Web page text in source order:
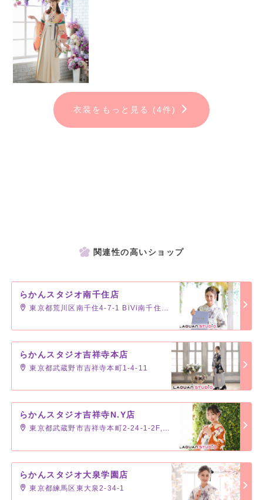
7. Wフォトグラファーによるムービー＆メイキング撮影
【撮影特典】
①LINE登録&アンケート回答で、
[7/1～8/31まで]桜エフェクト付きA4ポスタープレゼント！
②全データ付き写真集「レガーロ」16Pコース以上で、
パパ着付・ママ着付・ママヘアセット（30,000円分）が無料！
「感動ムービープラス」プレゼント！
---------------------------
---------------------------
＜営業時間について＞
ご来店前にはホームページの空き状況カレンダーか、直接店舗にお電
ご予約は各店舗へ直接お電話いただくか、らかんスタジオHPのWEB
予約フォームよりお申し込みください。
衣装をもっと見る (4件)
関連性の高いショップ
らかんスタジオ南千住店
東京都荒川区南千住4-7-1 BiVi南千住２階
らかんスタジオ吉祥寺本店
東京都武蔵野市吉祥寺本町1-4-11
らかんスタジオ吉祥寺N.Y店
東京都武蔵野市吉祥寺本町2-24-1-2F,3F
らかんスタジオ大泉学園店
東京都練馬区東大泉2-34-1